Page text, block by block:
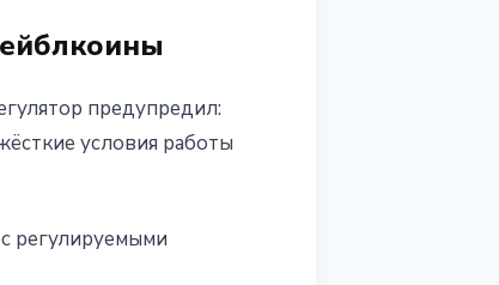
предупредил:
условия работы
регулируемыми